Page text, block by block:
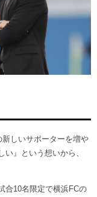
しいサポーターを増や
』という想いから、
合10名限定で横浜FCの